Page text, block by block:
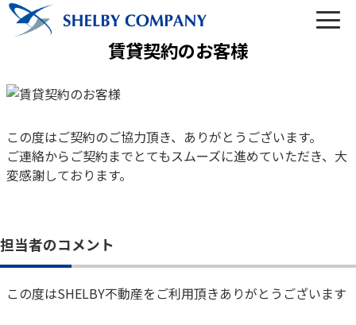
03-6450-6984
営業時間 10:00～22:00（なし定休）
賃貸契約のお客様
この度はご契約のご協力頂き、ありがとうございます。
ご連絡からご契約までとてもスムーズに進めていただき、大
変感謝しております。
担当者のコメント
この度はSHELBY不動産をご利用頂きありがとうございます